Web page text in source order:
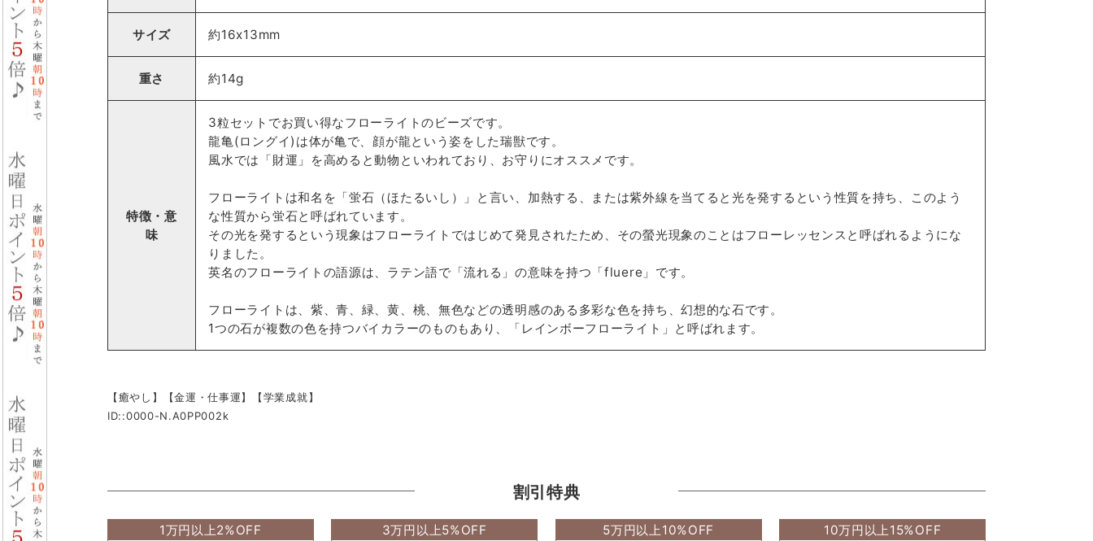
サイズ 約16x13mm
重さ 約14g
特徴・意
味
3粒セットでお買い得なフローライトのビーズです。
龍亀(ロングイ)は体が亀で、顔が龍という姿をした瑞獣です。
風水では「財運」を高めると動物といわれており、お守りにオススメです。
フローライトは和名を「蛍石（ほたるいし）」と言い、加熱する、または紫外線を当てると光を発するという性質を持ち、このよう
な性質から蛍石と呼ばれています。
その光を発するという現象はフローライトではじめて発見されたため、その螢光現象のことはフローレッセンスと呼ばれるようにな
りました。
英名のフローライトの語源は、ラテン語で「流れる」の意味を持つ「fluere」です。
フローライトは、紫、青、緑、黄、桃、無色などの透明感のある多彩な色を持ち、幻想的な石です。
1つの石が複数の色を持つバイカラーのものもあり、「レインボーフローライト」と呼ばれます。
【癒やし】【金運・仕事運】【学業成就】
ID::0000-N.A0PP002k
割引特典
1万円以上2%OFF
3万円以上5%OFF
5万円以上10%OFF
10万円以上15%OFF